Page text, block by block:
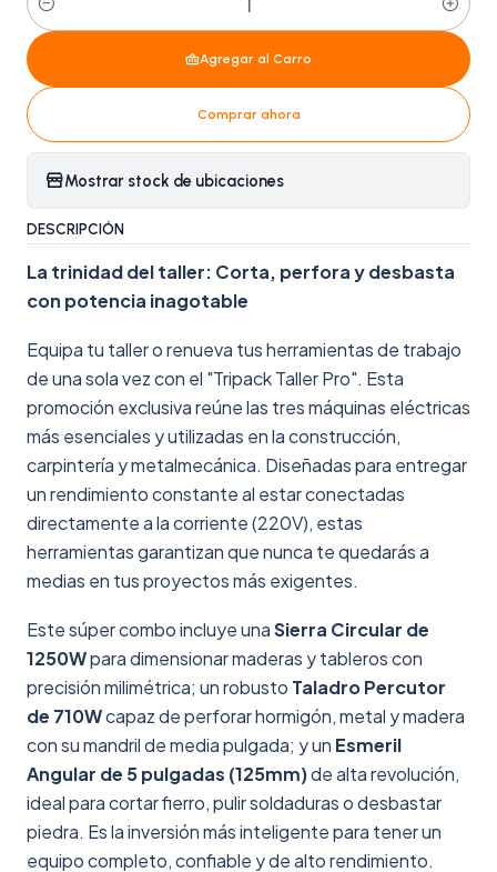
Cantidad
Agregar al Carro
Comprar ahora
Mostrar stock de ubicaciones
DESCRIPCIÓN
La trinidad del taller: Corta, perfora y desbasta
con potencia inagotable
Equipa tu taller o renueva tus herramientas de trabajo
de una sola vez con el "Tripack Taller Pro". Esta
promoción exclusiva reúne las tres máquinas eléctricas
más esenciales y utilizadas en la construcción,
carpintería y metalmecánica. Diseñadas para entregar
un rendimiento constante al estar conectadas
directamente a la corriente (220V), estas
herramientas garantizan que nunca te quedarás a
medias en tus proyectos más exigentes.
Este súper combo incluye unaSierra Circular de
1250Wpara dimensionar maderas y tableros con
precisión milimétrica; un robusto Taladro Percutor
de 710Wcapaz de perforar hormigón, metal y madera
con su mandril de media pulgada; y un Esmeril
Angular de 5 pulgadas (125mm)de alta revolución,
ideal para cortar fierro, pulir soldaduras o desbastar
piedra. Es la inversión más inteligente para tener un
equipo completo, confiable y de alto rendimiento.